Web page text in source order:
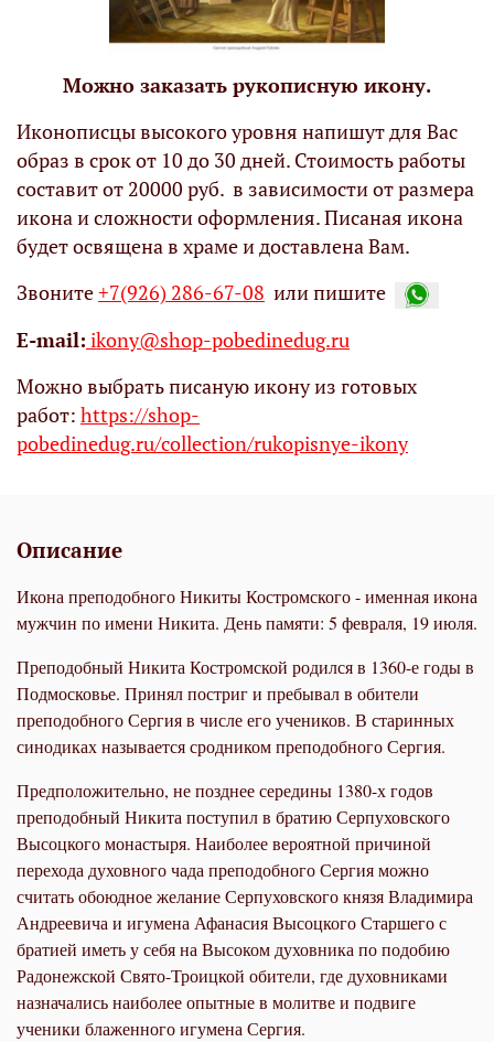
Можно заказать рукописную икону.
Иконописцы высокого уровня напишут для Вас
образ в срок от 10 до 30 дней. Стоимость работы
составит от 20000 руб. в зависимости от размера
икона и сложности оформления. Писаная икона
будет освящена в храме и доставлена Вам.
Звоните+7(926) 286-67-08 или пишите
Е-mail: ikony@shop-pobedinedug.ru
Можно выбрать писаную икону из готовых
работ: https://shop-
pobedinedug.ru/collection/rukopisnye-ikony
Описание
Икона преподобного Никиты Костромского - именная икона
мужчин по имени Никита. День памяти: 5 февраля, 19 июля.
Преподобный Никита Костромской родился в 1360-е годы в
Подмосковье. Принял постриг и пребывал в обители
преподобного Сергия в числе его учеников. В старинных
синодиках называется сродником преподобного Сергия.
Предположительно, не позднее середины 1380-х годов
преподобный Никита поступил в братию Серпуховского
Высоцкого монастыря. Наиболее вероятной причиной
перехода духовного чада преподобного Сергия можно
считать обоюдное желание Серпуховского князя Владимира
Андреевича и игумена Афанасия Высоцкого Старшего с
братией иметь у себя на Высоком духовника по подобию
Радонежской Свято-Троицкой обители, где духовниками
назначались наиболее опытные в молитве и подвиге
ученики блаженного игумена Сергия.